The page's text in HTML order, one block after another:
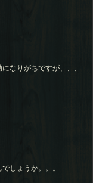
なりがちですが、、、
しょうか。。。